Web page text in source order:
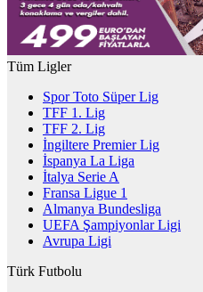
Tüm Ligler
Spor Toto Süper Lig
TFF 1. Lig
TFF 2. Lig
İngiltere Premier Lig
İspanya La Liga
İtalya Serie A
Fransa Ligue 1
Almanya Bundesliga
UEFA Şampiyonlar Ligi
Avrupa Ligi
Türk Futbolu